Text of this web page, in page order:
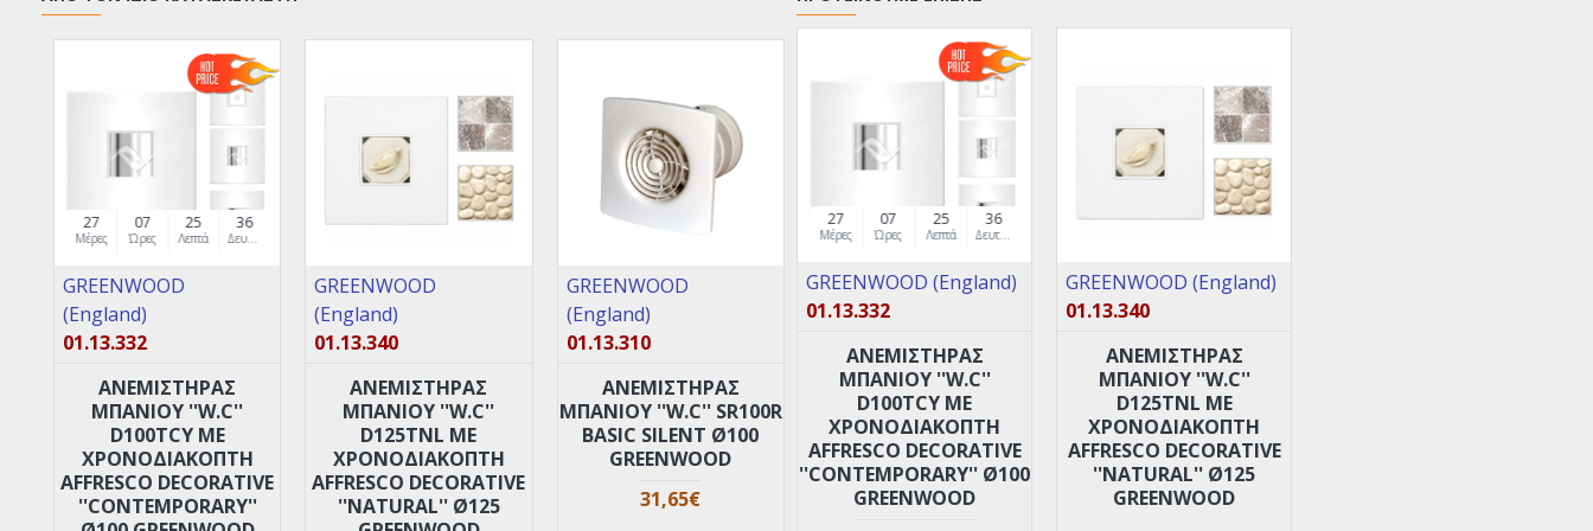
27
Μέρες
07
Ώρες
25
Λεπτά
35
Δευτερόλεπτα
GREENWOOD
(England)
01.13.332
ANEMIΣΤΗΡΑΣ
ΜΠΑΝΙΟΥ ''W.C''
D100TCY ΜΕ
XPOΝΟΔΙΑΚΟΠΤΗ
AFFRESCO DECORATIVE
''CONTEMPORARY''
GREENWOOD
(England)
01.13.340
ANEMIΣΤΗΡΑΣ
ΜΠΑΝΙΟΥ ''W.C''
D125TNL ΜΕ
XPOΝΟΔΙΑΚΟΠΤΗ
AFFRESCO DECORATIVE
''NATURAL'' Ø125
GREENWOOD
(England)
01.13.310
ANEMΙΣΤΗΡΑΣ
ΜΠΑΝΙΟΥ ''W.C'' SR100R
BASIC SILENT Ø100
GREENWOOD
31,65€
27
Μέρες
07
Ώρες
25
Λεπτά
35
Δευτερόλεπτα
GREENWOOD (England)
01.13.332
ANEMIΣΤΗΡΑΣ
ΜΠΑΝΙΟΥ ''W.C''
D100TCY ΜΕ
XPOΝΟΔΙΑΚΟΠΤΗ
AFFRESCO DECORATIVE
''CONTEMPORARY'' Ø100
GREENWOOD
GREENWOOD (England)
01.13.340
ANEMIΣΤΗΡΑΣ
ΜΠΑΝΙΟΥ ''W.C''
D125TNL ΜΕ
XPOΝΟΔΙΑΚΟΠΤΗ
AFFRESCO DECORATIVE
''NATURAL'' Ø125
GREENWOOD